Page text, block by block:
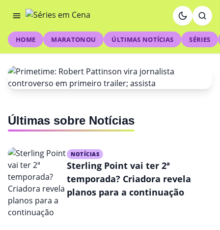
HOME MARATONOU ÚLTIMAS NOTÍCIAS SÉRIES
Primetime: Robert Pattinson
primeiro trailer; assista
Últimas sobre Notícias
NOTÍCIAS
Sterling Point vai ter 2ª
temporada? Criadora revela
planos para a continuação